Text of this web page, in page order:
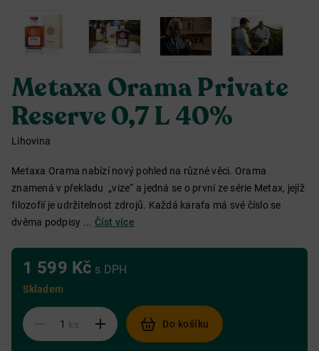
Metaxa Orama Private
Reserve 0,7 L 40%
Lihovina
Metaxa Orama nabízí nový pohled na různé věci. Orama
znamená v překladu „vize“ a jedná se o první ze série Metax, jejíž
filozofií je udržitelnost zdrojů. Každá karafa má své číslo se
dvěma podpisy ... Číst více
1 599 Kč s DPH
Skladem
ks Do košíku